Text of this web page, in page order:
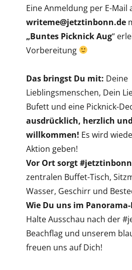
Eine Anmeldung per E-Mail
writeme@jetztinbonn.de
„Buntes Picknick Aug“
Vorbereitung
Das bringst Du mit: Deine
Lieblingsmenschen, Dein
Bufett und eine Picknick-
ausdrücklich, herzlich
willkommen! Es wird
Aktion geben!
Vor Ort sorgt #jetztinbonn
zentralen Buffet-Tisch,
Wasser, Geschirr und
Wie Du uns im
Halte Ausschau nach der
Beachflag und unserem
freuen uns auf Dich!